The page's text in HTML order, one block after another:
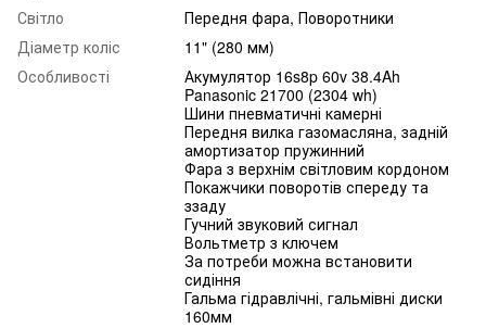
Світло
Передня фара, Поворотники
Діаметр коліс
11" (280 мм)
Особливості
Акумулятор 16s8p 60v 38.4Ah
Panasonic 21700 (2304 wh)
Шини пневматичні камерні
Передня вилка газомасляна, задній
амортизатор пружинний
Фара з верхнім світловим кордоном
Покажчики поворотів спереду та
ззаду
Гучний звуковий сигнал
Вольтметр з ключем
За потреби можна встановити
сидіння
Гальма гідравлічні, гальмівні диски
160мм